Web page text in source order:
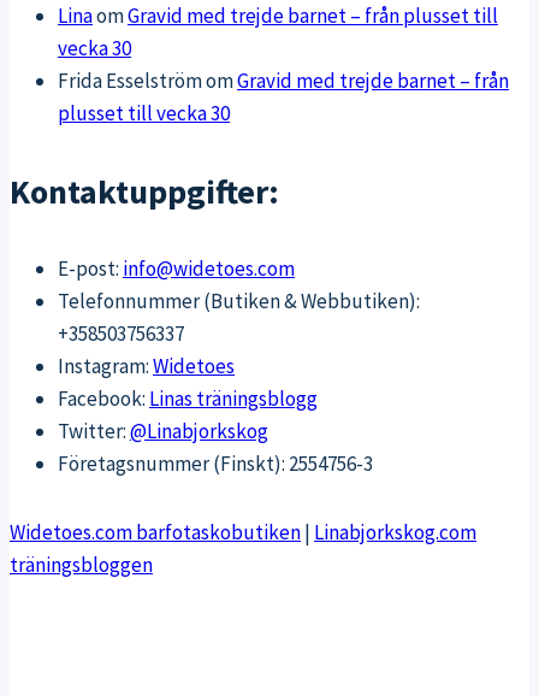
LinaomGravid med trejde barnet – från plusset till
vecka 30
Frida EsselströmomGravid med trejde barnet – från
plusset till vecka 30
Kontaktuppgifter:
E-post: info@widetoes.com
Telefonnummer (Butiken & Webbutiken):
+358503756337
Instagram:Widetoes
Facebook: Linas träningsblogg
Twitter:@Linabjorkskog
Företagsnummer (Finskt): 2554756-3
Widetoes.com barfotaskobutiken| Linabjorkskog.com
träningsbloggen